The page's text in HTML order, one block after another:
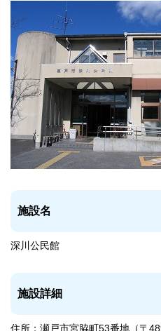
施設名
深川公民館
施設詳細
住所：瀬戸市宮脇町53番地（